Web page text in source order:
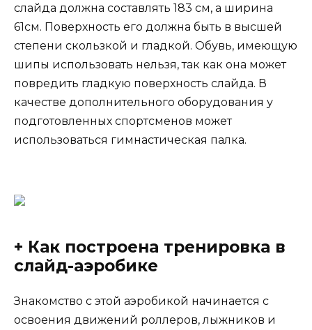
слайда должна составлять 183 см, а ширина
61см. Поверхность его должна быть в высшей
степени скользкой и гладкой. Обувь, имеющую
шипы использовать нельзя, так как она может
повредить гладкую поверхность слайда. В
качестве дополнительного оборудования у
подготовленных спортсменов может
использоваться гимнастическая палка.
+ Как построена тренировка в
слайд-аэробике
Знакомство с этой аэробикой начинается с
освоения движений роллеров, лыжников и